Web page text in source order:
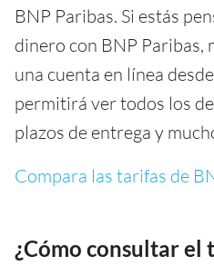
BNP Paribas. Si estás
dinero con BNP Paribas,
una cuenta en línea
permitirá ver todos los
plazos de entrega y
Compara las tarifas de
¿Cómo consultar el